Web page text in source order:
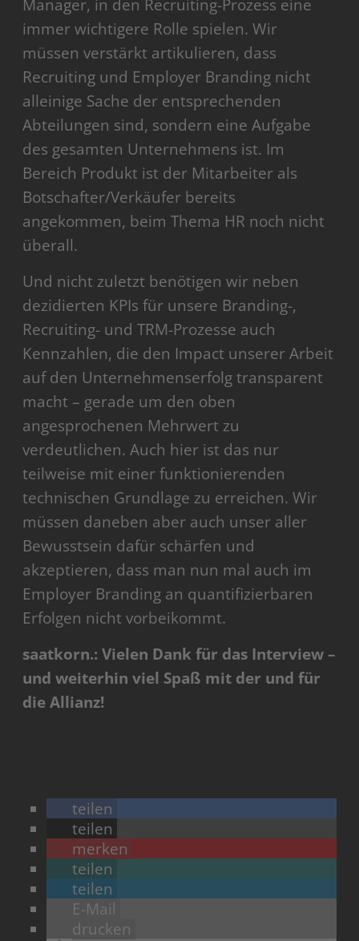
Manager, in den Recruiting-Prozess eine
immer wichtigere Rolle spielen. Wir
müssen verstärkt artikulieren, dass
Recruiting und Employer Branding nicht
alleinige Sache der entsprechenden
Abteilungen sind, sondern eine Aufgabe
des gesamten Unternehmens ist. Im
Bereich Produkt ist der Mitarbeiter als
Botschafter/Verkäufer bereits
angekommen, beim Thema HR noch nicht
überall.
Und nicht zuletzt benötigen wir neben
dezidierten KPIs für unsere Branding-,
Recruiting- und TRM-Prozesse auch
Kennzahlen, die den Impact unserer Arbeit
auf den Unternehmenserfolg transparent
macht – gerade um den oben
angesprochenen Mehrwert zu
verdeutlichen. Auch hier ist das nur
teilweise mit einer funktionierenden
technischen Grundlage zu erreichen. Wir
müssen daneben aber auch unser aller
Bewusstsein dafür schärfen und
akzeptieren, dass man nun mal auch im
Employer Branding an quantifizierbaren
Erfolgen nicht vorbeikommt.
saatkorn.: Vielen Dank für das Interview –
und weiterhin viel Spaß mit der und für
die Allianz!
teilen
teilen
merken
teilen
teilen
E-Mail
drucken